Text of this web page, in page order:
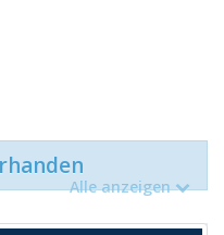
Alle anzeigen